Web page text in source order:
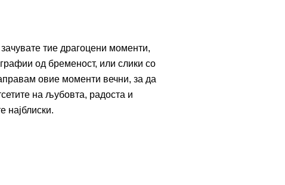
тие драгоцени моменти,
од бременост, или слики со
овие моменти вечни, за да
на љубовта, радоста и
најблиски.